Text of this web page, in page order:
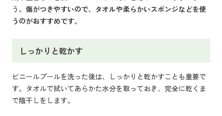
う。 傷がつきやすいので、タオルや柔らかいスポンジなどを使
うのがおすすめです。
しっかりと乾かす
ビニールプールを洗った後は、しっかりと乾かすことも重要で
す。タオルで拭いてあらかた水分を取っておき、完全に乾くま
で陰干しをします。